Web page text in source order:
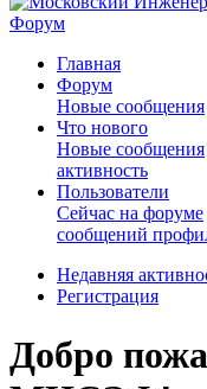
Главная
Форум
Новые сообщения
Что нового
Новые сообщения
активность
Пользователи
Сейчас на форуме
сообщений
Недавняя
Регистрация
Добро